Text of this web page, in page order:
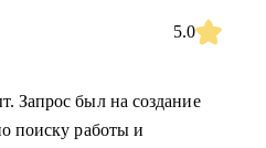
5.0
Запрос был на создание
поиску работы и